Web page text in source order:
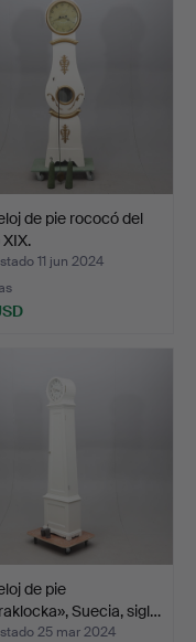
de pie rococó del
11 jun 2024
de pie
Suecia, sigl…
25 mar 2024